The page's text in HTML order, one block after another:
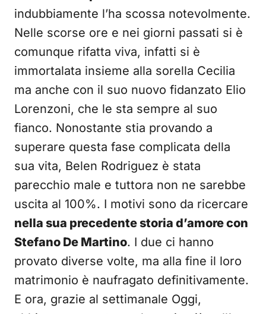
indubbiamente l’ha scossa notevolmente.
Nelle scorse ore e nei giorni passati si è
comunque rifatta viva, infatti si è
immortalata insieme alla sorella Cecilia
ma anche con il suo nuovo fidanzato Elio
Lorenzoni, che le sta sempre al suo
fianco. Nonostante stia provando a
superare questa fase complicata della
sua vita, Belen Rodriguez è stata
parecchio male e tuttora non ne sarebbe
uscita al 100%. I motivi sono da ricercare
nella sua precedente storia d’amore con
Stefano De Martino. I due ci hanno
provato diverse volte, ma alla fine il loro
matrimonio è naufragato definitivamente.
E ora, grazie al settimanale Oggi,